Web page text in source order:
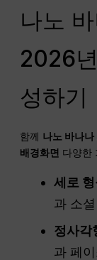
나노
2026
성하기
함께 나노 바나나
배경화면 다양한
세로
과 소
정사
과 페